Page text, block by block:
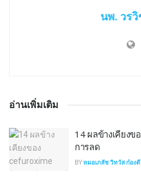
นพ. วร
อ่านเพิ่มเติม
14 ผลข้างเคียงข
การลด
BYหมอเภสัช วิทวัส ก๋องดี